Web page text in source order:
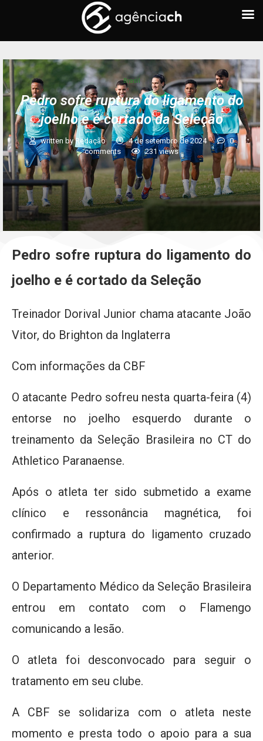
Brasil
Pedro sofre ruptura do ligamento do
joelho e é cortado da Seleção
written byRedação 4 de setembro de 2024
0
comments
231views
Pedro sofre ruptura do ligamento do
joelho e é cortado da Seleção
Treinador Dorival Junior chama atacante João
Vitor, do Brighton da Inglaterra
Com informações da CBF
O atacante Pedro sofreu nesta quarta-feira (4)
entorse no joelho esquerdo durante o
treinamento da Seleção Brasileira no CT do
Athletico Paranaense.
Após o atleta ter sido submetido a exame
clínico e ressonância magnética, foi
confirmado a ruptura do ligamento cruzado
anterior.
O Departamento Médico da Seleção Brasileira
entrou em contato com o Flamengo
comunicando a lesão.
O atleta foi desconvocado para seguir o
tratamento em seu clube.
A CBF se solidariza com o atleta neste
momento e presta todo o apoio para a sua